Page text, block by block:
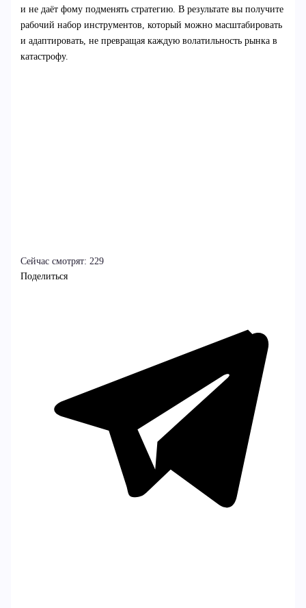
и не даёт фому подменять стратегию. В результате вы получите
рабочий набор инструментов, который можно масштабировать
и адаптировать, не превращая каждую волатильность рынка в
катастрофу.
Сейчас смотрят: 229
Поделиться